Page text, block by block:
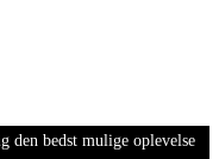
den bedst mulige oplevelse